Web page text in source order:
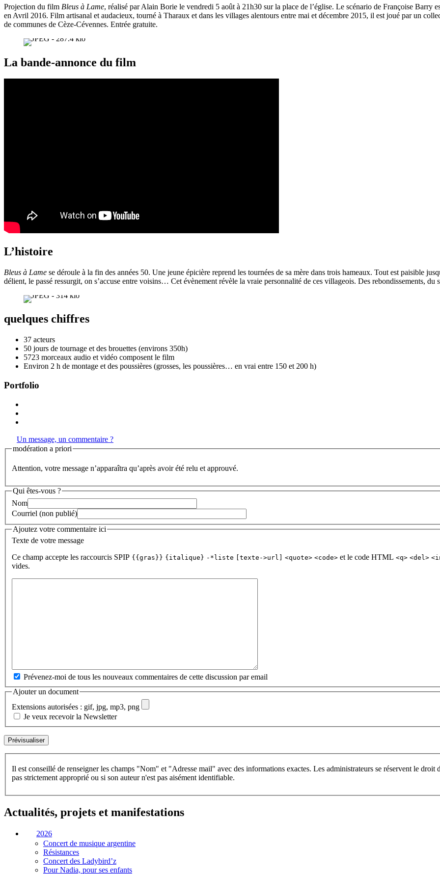
Projection du film Bleus à Lame, réalisé par Alain Borie le vendredi 5 août à 21h30 sur la place de l’église. Le scénario de Françoise Barry
en Avril 2016. Film artisanal et audacieux, tourné à Tharaux et dans les villages alentours entre mai et décembre 2015, il est joué par un
de communes de Cèze-Cévennes. Entrée gratuite.
La bande-annonce du film
L’histoire
Bleus à Lame se déroule à la fin des années 50. Une jeune épicière reprend les tournées de sa mère dans trois hameaux. Tout est paisible
délient, le passé ressurgit, on s’accuse entre voisins… Cet évènement révèle la vraie personnalité de ces villageois. Des rebondissements, du
quelques chiffres
37 acteurs
50 jours de tournage et des brouettes (environs 350h)
5723 morceaux audio et vidéo composent le film
Environ 2 h de montage et des poussières (grosses, les poussières… en vrai entre 150 et 200 h)
Portfolio
Un message, un commentaire ?
modération a priori
Attention, votre message n’apparaîtra qu’après avoir été relu et approuvé.
Qui êtes-vous ?
Nom
Courriel (non publié)
Ajoutez votre commentaire ici
Texte de votre message
Ce champ accepte les raccourcis SPIP {{gras}} {italique} -*liste [texte->url] <quote> <code> et le code HTML <q> <del>
vides.
Prévenez-moi de tous les nouveaux commentaires de cette discussion par email
Ajouter un document
Extensions autorisées : gif, jpg, mp3, png
Je veux recevoir la Newsletter
Il est conseillé de renseigner les champs "Nom" et "Adresse mail" avec des informations exactes. Les administrateurs se réservent le droit
pas strictement approprié ou si son auteur n'est pas aisément identifiable.
Actualités, projets et manifestations
2026
Concert de musique argentine
Résistances
Concert des Ladybird’z
Pour Nadia, pour ses enfants